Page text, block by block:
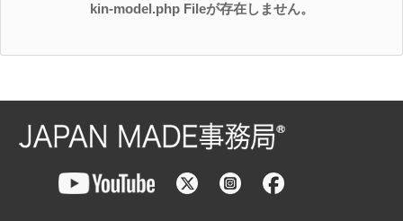
kin-model.php Fileが存在しません。